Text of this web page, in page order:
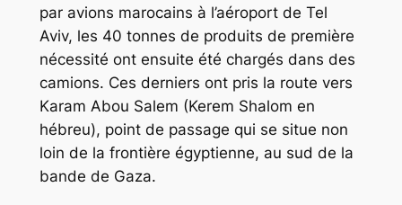
par avions marocains à l’aéroport de Tel
Aviv, les 40 tonnes de produits de première
nécessité ont ensuite été chargés dans des
camions. Ces derniers ont pris la route vers
Karam Abou Salem (Kerem Shalom en
hébreu), point de passage qui se situe non
loin de la frontière égyptienne, au sud de la
bande de Gaza.